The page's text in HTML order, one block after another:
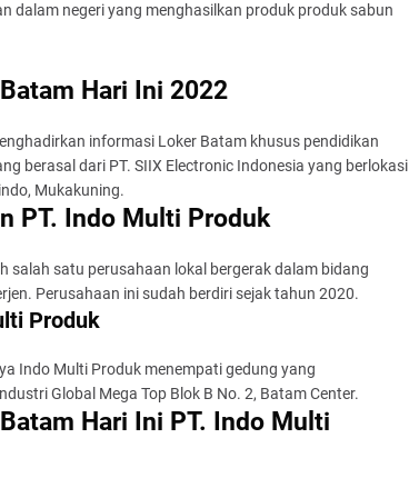
dalam negeri yang menghasilkan produk produk sabun
Hari Ini 2022
informasi Loker Batam khusus pendidikan
berasal dari PT. SIIX Electronic Indonesia yang berlokasi
Mukakuning.
PT. Indo Multi Produk
salah satu perusahaan lokal bergerak dalam bidang
Perusahaan ini sudah berdiri sejak tahun 2020.
Produk
Indo Multi Produk menempati gedung yang
Global Mega Top Blok B No. 2, Batam Center.
Hari Ini PT. Indo Multi